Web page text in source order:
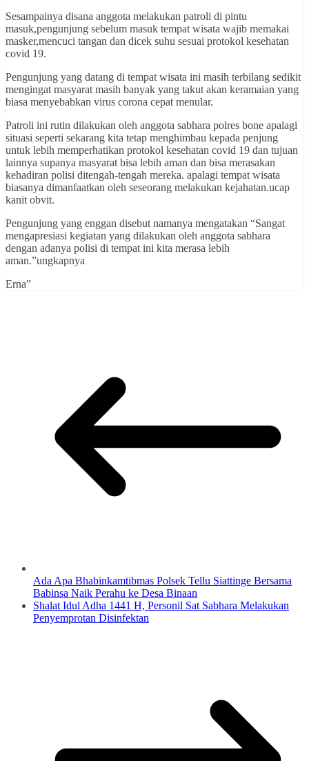
Sesampainya disana anggota melakukan patroli di pintu
masuk,pengunjung sebelum masuk tempat wisata wajib memakai
masker,mencuci tangan dan dicek suhu sesuai protokol kesehatan
covid 19.
Pengunjung yang datang di tempat wisata ini masih terbilang sedikit
mengingat masyarat masih banyak yang takut akan keramaian yang
biasa menyebabkan virus corona cepat menular.
Patroli ini rutin dilakukan oleh anggota sabhara polres bone apalagi
situasi seperti sekarang kita tetap menghimbau kepada penjung
untuk lebih memperhatikan protokol kesehatan covid 19 dan tujuan
lainnya supanya masyarat bisa lebih aman dan bisa merasakan
kehadiran polisi ditengah-tengah mereka. apalagi tempat wisata
biasanya dimanfaatkan oleh seseorang melakukan kejahatan.ucap
kanit obvit.
Pengunjung yang enggan disebut namanya mengatakan “Sangat
mengapresiasi kegiatan yang dilakukan oleh anggota sabhara
dengan adanya polisi di tempat ini kita merasa lebih
aman.”ungkapnya
Erna”
Ada Apa Bhabinkamtibmas Polsek Tellu Siattinge Bersama
Babinsa Naik Perahu ke Desa Binaan
Shalat Idul Adha 1441 H, Personil Sat Sabhara Melakukan
Penyemprotan Disinfektan